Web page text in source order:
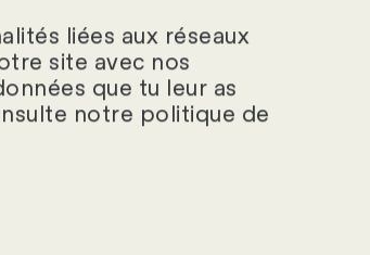
liées aux réseaux
site avec nos
que tu leur as
notre politique de